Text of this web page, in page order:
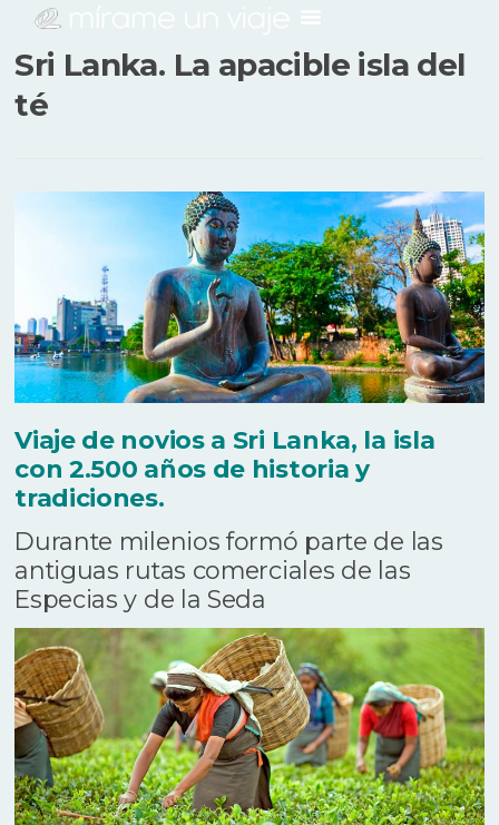
Sri Lanka. La apacible isla del
té
Viaje de novios a Sri Lanka, la isla
con 2.500 años de historia y
tradiciones.
Durante milenios formó parte de las
antiguas rutas comerciales de las
Especias y de la Seda